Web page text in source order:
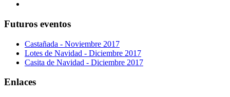
Futuros eventos
Castañada - Noviembre 2017
Lotes de Navidad - Diciembre 2017
Casita de Navidad - Diciembre 2017
Enlaces